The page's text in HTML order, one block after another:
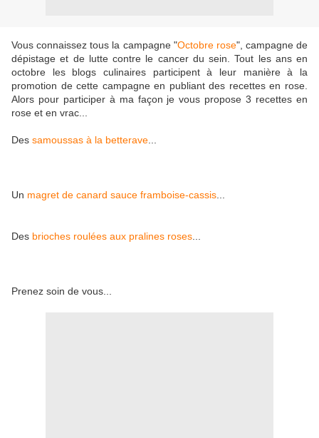
Vous connaissez tous la campagne "Octobre rose", campagne de
dépistage et de lutte contre le cancer du sein. Tout les ans en
octobre les blogs culinaires participent à leur manière à la
promotion de cette campagne en publiant des recettes en rose.
Alors pour participer à ma façon je vous propose 3 recettes en
rose et en vrac...
Des samoussas à la betterave
Un magret de canard sauce framboise-cassis
Des brioches roulées aux pralines roses
Prenez soin de vous...